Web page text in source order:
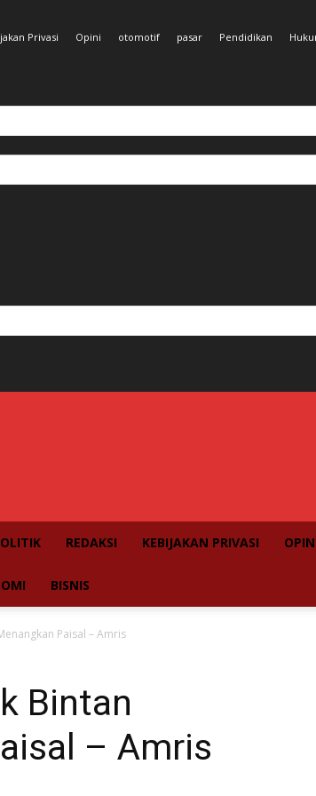
Privasi Opini otomotif pasar Pendidikan
REDAKSI KEBIJAKAN PRIVASI
BISNIS
Paisal – Amris
Bintan
– Amris